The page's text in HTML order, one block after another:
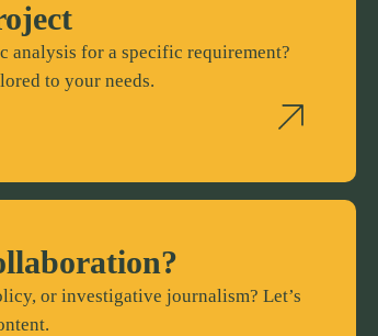
analysis for a specific requirement?
to your needs.
or investigative journalism? Let’s